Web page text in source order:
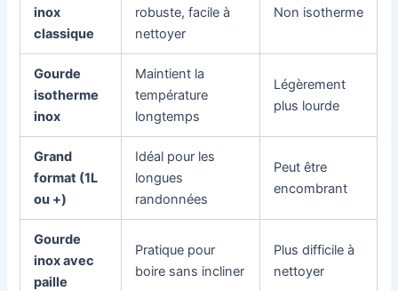
inox
classique
robuste, facile à
nettoyer
Non isotherme
Gourde
isotherme
inox
Maintient la
température
longtemps
Légèrement
plus lourde
Grand
format (1L
ou +)
Idéal pour les
longues
randonnées
Peut être
encombrant
Gourde
inox avec
paille
Pratique pour
boire sans incliner
Plus difficile à
nettoyer